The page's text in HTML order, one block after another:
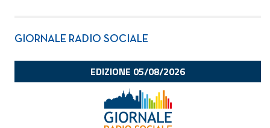
GIORNALE RADIO SOCIALE